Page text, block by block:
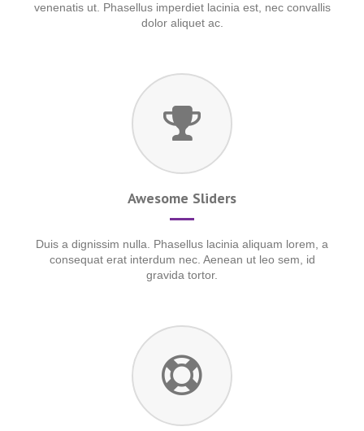
venenatis ut. Phasellus imperdiet lacinia est, nec convallis
dolor aliquet ac.
Awesome Sliders
Duis a dignissim nulla. Phasellus lacinia aliquam lorem, a
consequat erat interdum nec. Aenean ut leo sem, id
gravida tortor.